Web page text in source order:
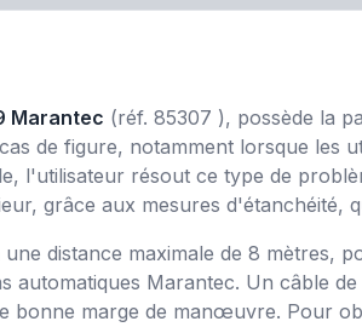
Marantec (réf. 85307 ), possède la
de figure, notamment lorsque les
l'utilisateur résout ce type de
grâce aux mesures
distance maximale de 8 mètres,
automatiques Marantec. Un câble
bonne marge de manœuvre. Pour